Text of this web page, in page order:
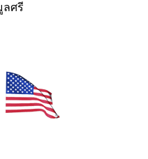
ลศรี